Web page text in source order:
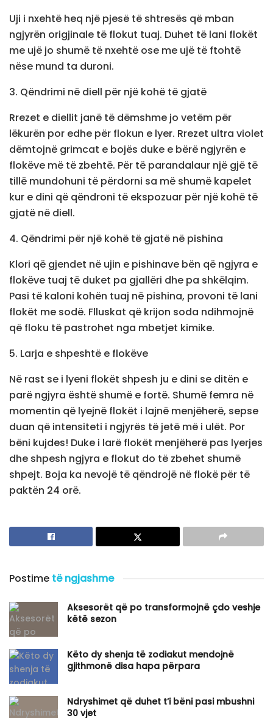
Uji i nxehtë heq një pjesë të shtresës që mban
ngjyrën origjinale të flokut tuaj. Duhet të lani flokët
me ujë jo shumë të nxehtë ose me ujë të ftohtë
nëse mund ta duroni.
3. Qëndrimi në diell për një kohë të gjatë
Rrezet e diellit janë të dëmshme jo vetëm për
lëkurën por edhe për flokun e lyer. Rrezet ultra violet
dëmtojnë grimcat e bojës duke e bërë ngjyrën e
flokëve më të zbehtë. Për të parandalaur një gjë të
tillë mundohuni të përdorni sa më shumë kapelet
kur e dini që qëndroni të ekspozuar për një kohë të
gjatë në diell.
4. Qëndrimi për një kohë të gjatë në pishina
Klori që gjendet në ujin e pishinave bën që ngjyra e
flokëve tuaj të duket pa gjallëri dhe pa shkëlqim.
Pasi të kaloni kohën tuaj në pishina, provoni të lani
flokët me sodë. Flluskat që krijon soda ndihmojnë
që floku të pastrohet nga mbetjet kimike.
5. Larja e shpeshtë e flokëve
Në rast se i lyeni flokët shpesh ju e dini se ditën e
parë ngjyra është shumë e fortë. Shumë femra në
momentin që lyejnë flokët i lajnë menjëherë, sepse
duan që intensiteti i ngjyrës të jetë më i ulët. Por
bëni kujdes! Duke i larë flokët menjëherë pas lyerjes
dhe shpesh ngjyra e flokut do të zbehet shumë
shpejt. Boja ka nevojë të qëndrojë në flokë për të
paktën 24 orë.
Postime të ngjashme
Aksesorët që po transformojnë çdo veshje
këtë sezon
Këto dy shenja të zodiakut mendojnë
gjithmonë disa hapa përpara
Ndryshimet që duhet t’i bëni pasi mbushni
30 vjet